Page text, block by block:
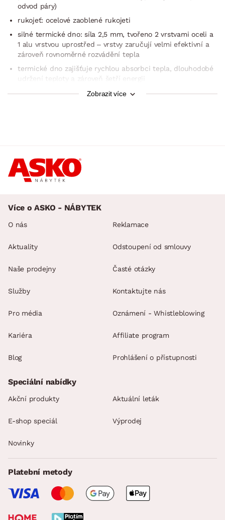
odvod páry)
rukojeť: ocelové zaoblené rukojeti
silné termické dno: síla 2,5 mm, tvořeno 2 vrstvami oceli a
1 alu vrstvou uprostřed – vrstvy zaručují velmi efektivní a
zároveň rovnoměrné rozvádění tepla
termické dno zajišťuje rychlou absorbci tepla, dlouhodobé
udržení teploty a zároveň šetří energii
lze používat na všech typech sporáků (i na
dodáváno v kartonové krabici
1 x hrnec 1,7 l s poklicí
1 x hrnec 3,1 l s poklicí
1 x rendlík 1,5 l
Zobrazit více
Více o ASKO - NÁBYTEK
O nás
Aktuality
Naše prodejny
Služby
Pro média
Kariéra
Blog
Reklamace
Odstoupení od smlouvy
Časté otázky
Kontaktujte nás
Oznámení - Whistleblowing
Affiliate program
Prohlášení o přístupnosti
Speciální nabídky
Akční produkty Aktuální leták
E-shop speciál Výprodej
Novinky
Platební metody